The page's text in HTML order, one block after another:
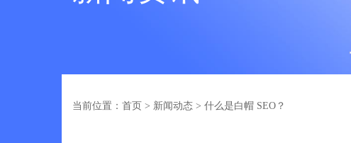
当前位置：首页 > 新闻动态 > 什么是白帽 SEO？